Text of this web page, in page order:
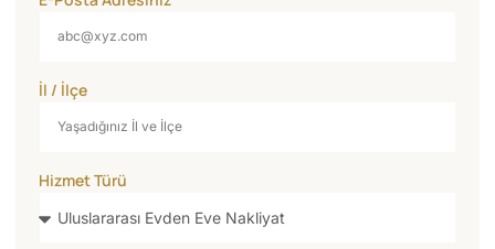
İl / İlçe
Hizmet Türü